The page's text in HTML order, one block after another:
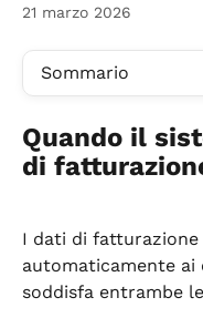
21 marzo 2026
Sommario
Quando il
di
I dati di fatturazione
automaticamente ai
soddisfa entrambe